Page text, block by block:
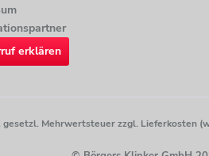
erklären
Mehrwertsteuer zzgl. Lieferkosten